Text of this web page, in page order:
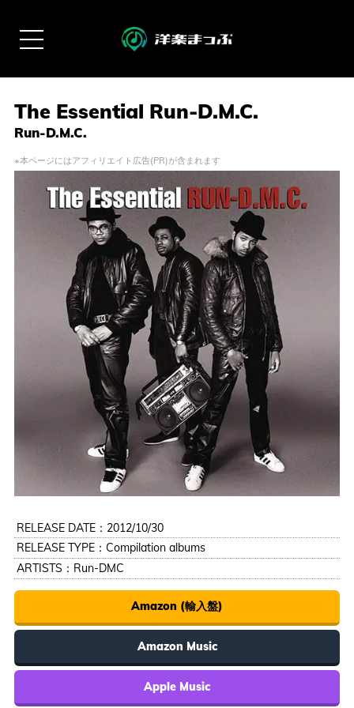
The Essential Run-D.M.C.
Run-D.M.C.
※本ページにはアフィリエイト広告(PR)が含まれます
RELEASE DATE：2012/10/30
RELEASE TYPE：Compilation albums
ARTISTS： Run-DMC
Amazon (輸入盤)
Amazon Music
Apple Music